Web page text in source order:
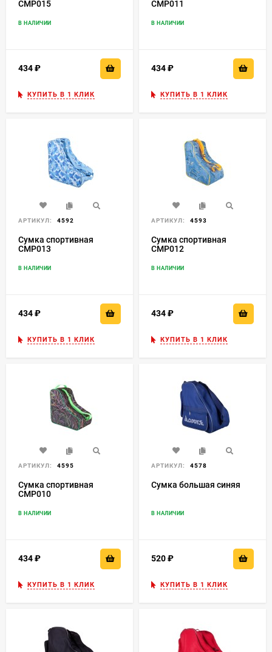
СМР015
В НАЛИЧИИ
434
КУПИТЬ В 1 КЛИК
СМР011
В НАЛИЧИИ
434
КУПИТЬ В 1 КЛИК
АРТИКУЛ: 4592
Сумка спортивная
СМР013
В НАЛИЧИИ
434
КУПИТЬ В 1 КЛИК
АРТИКУЛ: 4593
Сумка спортивная
СМР012
В НАЛИЧИИ
434
КУПИТЬ В 1 КЛИК
АРТИКУЛ: 4595
Сумка спортивная
СМР010
В НАЛИЧИИ
434
КУПИТЬ В 1 КЛИК
АРТИКУЛ: 4578
Сумка большая синяя
В НАЛИЧИИ
520
КУПИТЬ В 1 КЛИК